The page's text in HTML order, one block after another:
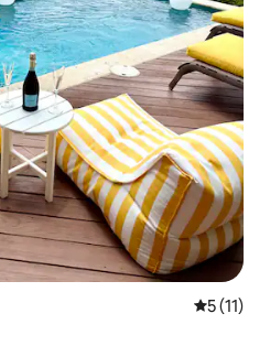
平均评分
5 (11)